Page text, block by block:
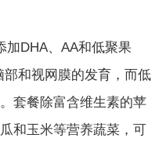
加DHA、AA和低聚果
和视网膜的发育，而低
套餐除富含维生素的苹
和玉米等营养蔬菜，可